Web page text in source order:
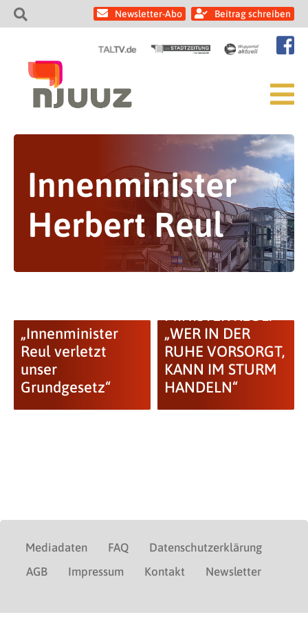
Newsletter-Abo Beitrag schreiben
Innenminister
Herbert Reul
„Innenminister
Reul verletzt
unser
Grundgesetz“
„WER IN DER
RUHE VORSORGT,
KANN IM STURM
HANDELN“
Mediadaten FAQ
Datenschutzerklärung
AGB
Impressum Kontakt Newsletter